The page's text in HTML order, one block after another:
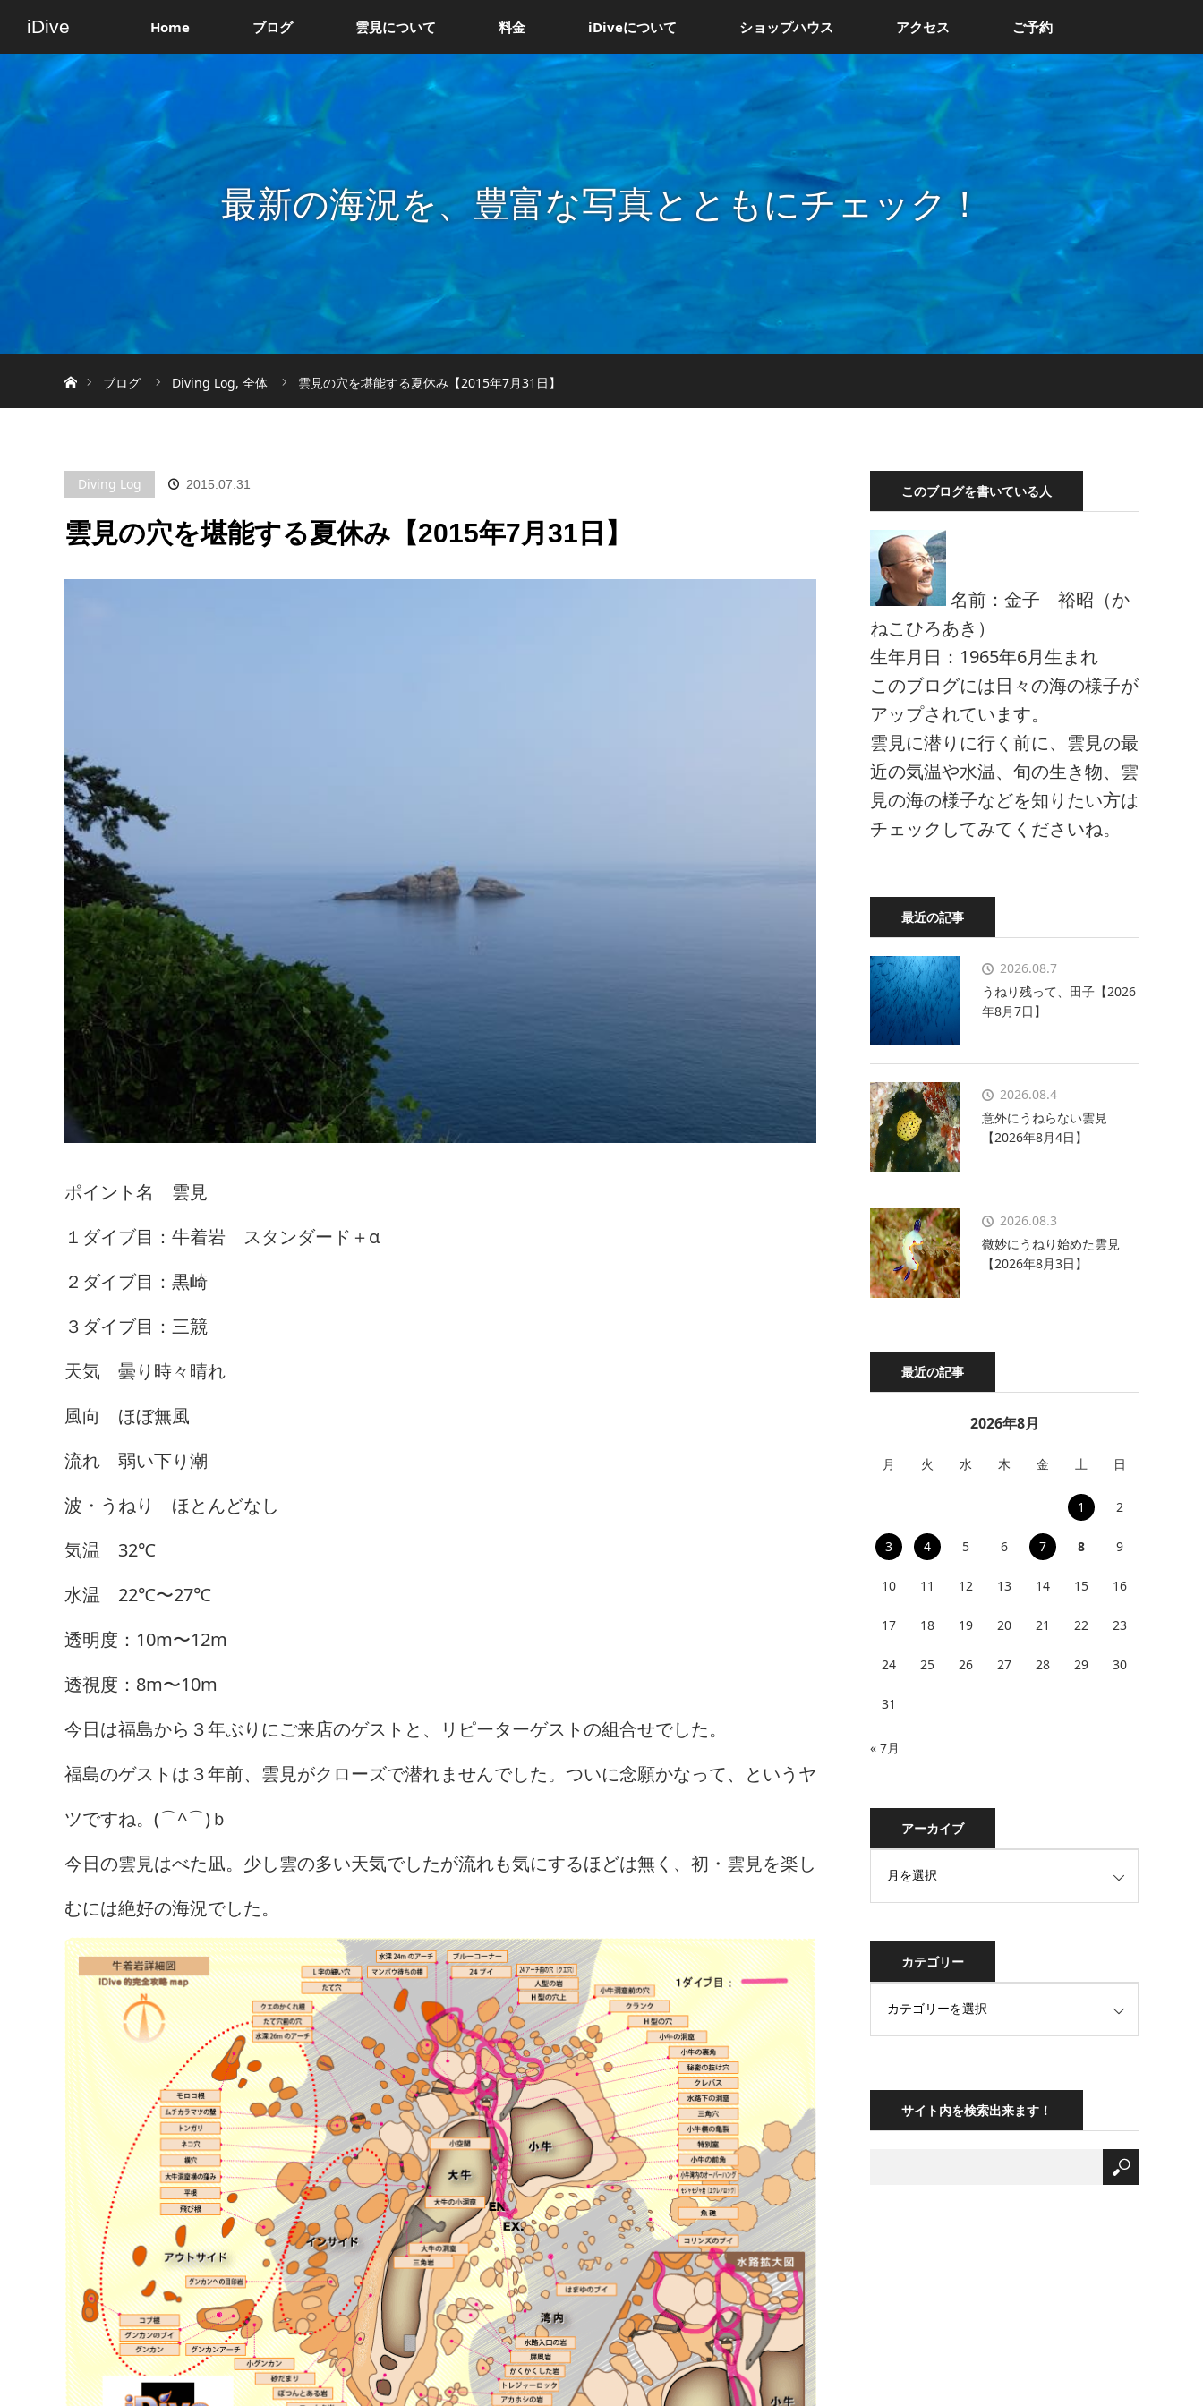
iDive Home ブログ 雲見について 料金 iDiveについて ショップハウス アクセス ご予約
最新の海況を、豊富な写真とともにチェック！
ブログ
Diving Log, 全体 雲見の穴を堪能する夏休み【2015年7月31日】
Diving Log 2015.07.31
雲見の穴を堪能する夏休み【2015年7月31日】
ポイント名 雲見
１ダイブ目：牛着岩 スタンダード＋α
２ダイブ目：黒崎
３ダイブ目：三競
天気 曇り時々晴れ
風向 ほぼ無風
流れ 弱い下り潮
波・うねり ほとんどなし
気温 32℃
水温 22℃〜27℃
透明度：10m〜12m
透視度：8m〜10m
今日は福島から３年ぶりにご来店のゲストと、リピーターゲストの組合せでした。
福島のゲストは３年前、雲見がクローズで潜れませんでした。ついに念願かなって、というヤ
ツですね。(⌒^⌒)ｂ
今日の雲見はべた凪。少し雲の多い天気でしたが流れも気にするほどは無く、初・雲見を楽し
むには絶好の海況でした。
このブログを書いている人
名前：金子 裕昭（か
ねこひろあき）
生年月日：1965年6月生まれ
このブログには日々の海の様子が
アップされています。
雲見に潜りに行く前に、雲見の最
近の気温や水温、旬の生き物、雲
見の海の様子などを知りたい方は
チェックしてみてくださいね。
最近の記事
2026.08.7
うねり残って、田子【2026
年8月7日】
2026.08.4
意外にうねらない雲見
【2026年8月4日】
2026.08.3
微妙にうねり始めた雲見
【2026年8月3日】
最近の記事
2026年8月
月 火 水 木 金 土 日
1 2
3 4 5 6 7 8 9
10 11 12 13 14 15 16
17 18 19 20 21 22 23
24 25 26 27 28 29 30
31
« 7月
アーカイブ
カテゴリー
サイト内を検索出来ます！